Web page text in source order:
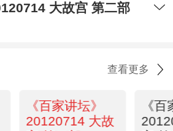
大故宫 第二部
查看更多
《百家讲坛》
20120714 大故
《